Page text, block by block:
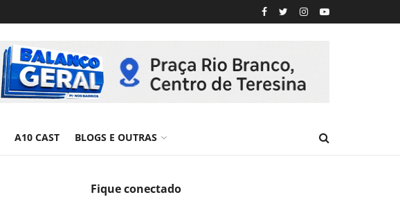
A10 CAST BLOGS E OUTRAS
Fique conectado